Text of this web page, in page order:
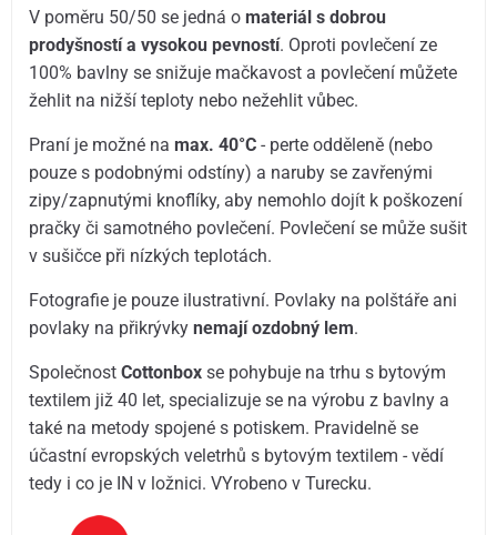
V poměru 50/50 se jedná omateriál s dobrou
prodyšností a vysokou pevností. Oproti povlečení ze
100% bavlny se snižuje mačkavost a povlečení můžete
žehlit na nižší teploty nebo nežehlit vůbec.
Praní je možné namax. 40°C - perte odděleně (nebo
pouze s podobnými odstíny) a naruby se zavřenými
zipy/zapnutými knoflíky, aby nemohlo dojít k poškození
pračky či samotného povlečení. Povlečení se může sušit
v sušičce při nízkých teplotách.
Fotografie je pouze ilustrativní. Povlaky na polštáře ani
povlaky na přikrývkynemají ozdobný lem.
SpolečnostCottonbox se pohybuje na trhu s bytovým
textilem již 40 let, specializuje se na výrobu z bavlny a
také na metody spojené s potiskem. Pravidelně se
účastní evropských veletrhů s bytovým textilem - vědí
tedy i co je IN v ložnici. VYrobeno v Turecku.